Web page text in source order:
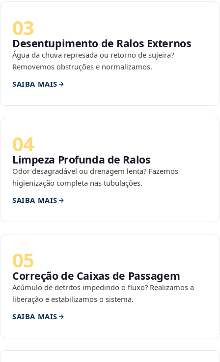
03
Desentupimento de Ralos Externos
Água da chuva represada ou retorno de sujeira?
Removemos obstruções e normalizamos.
SAIBA MAIS
04
Limpeza Profunda de Ralos
Odor desagradável ou drenagem lenta? Fazemos
higienização completa nas tubulações.
SAIBA MAIS
05
Correção de Caixas de Passagem
Acúmulo de detritos impedindo o fluxo? Realizamos a
liberação e estabilizamos o sistema.
SAIBA MAIS